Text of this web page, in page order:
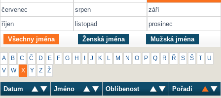
červenec
srpen
září
říjen
listopad prosinec
Všechny jména Ženská jména Mužská jména
A B C Č D E F G H J K M N O P Q R Ř S Š U
V W X Y Z Ž
Datum Jméno Oblíbenost Pořadí